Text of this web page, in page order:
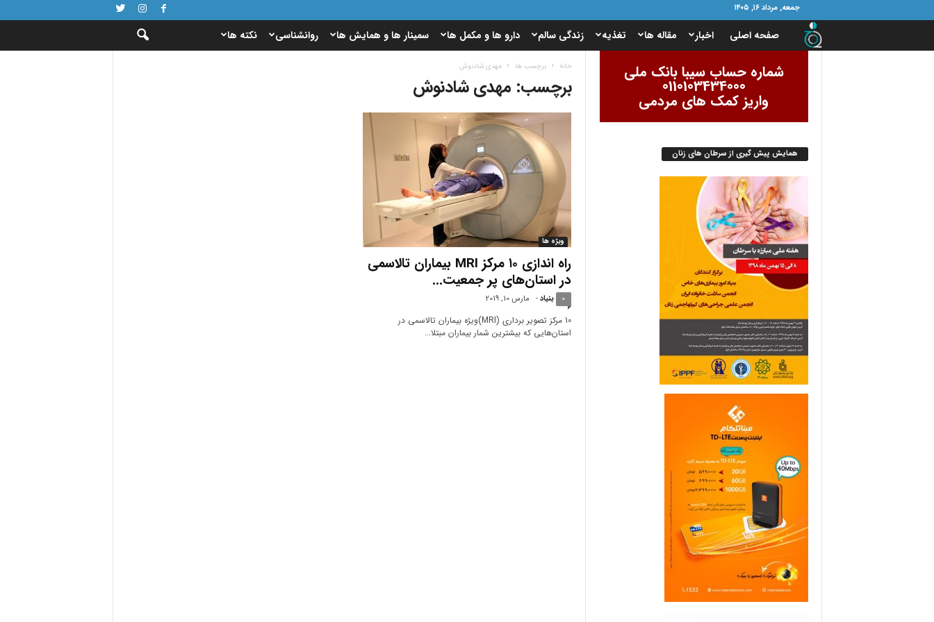
جمعه, مرداد ۱۶, ۱۴۰۵
ا
د
م
و
ر
ی
م
ی
ا
خ
صفحه اصلی اخبار مقاله ها تغذیه زندگی سالم دارو ها و مکمل ها سمینار ها و همایش ها روانشناسی نکته ها
خانه برچسب ها مهدی شادنوش
برچسب: مهدی شادنوش
ویژه ها
راه اندازی ۱۰ مرکز MRI بیماران تالاسمی
در استان‌های پر جمعیت...
بنیاد - مارس 10, 2019 0
10 مرکز تصویر برداری (MRI)ویژه بیماران تالاسمی در
استان‌هایی که بیشترین شمار بیماران مبتلا...
شماره حساب سیبا بانک ملی
0110103434000
واریز کمک های مردمی
همایش پیش گیری از سرطان های زنان